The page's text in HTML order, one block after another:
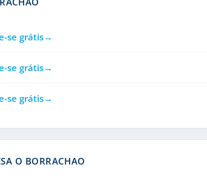
se grátis
se grátis
se grátis
O BORRACHAO